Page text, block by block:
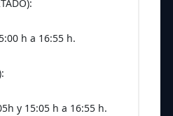
h a 16:55 h.
y 15:05 h a 16:55 h.